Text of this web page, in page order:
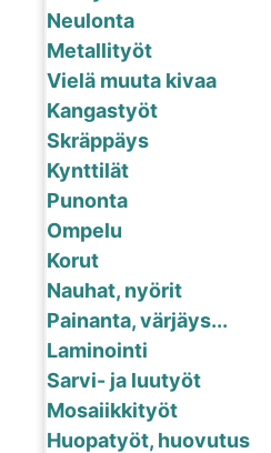
Neulonta
Metallityöt
Vielä muuta kivaa
Kangastyöt
Skräppäys
Kynttilät
Punonta
Ompelu
Korut
Nauhat, nyörit
Painanta, värjäys...
Laminointi
Sarvi- ja luutyöt
Mosaiikkityöt
Huopatyöt, huovutus